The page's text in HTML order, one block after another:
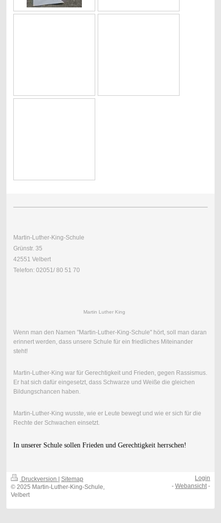
Martin-Luther-King-Schule
Grünstr. 35
42551 Velbert
Telefon: 02051/ 80 51 70
Martin Luther King
Wenn man den Namen "Martin-Luther-King-Schule" hört, soll man daran
erinnert werden, dass unsere Schule für ein friedliches Miteinander
steht!
Martin-Luther-King war für Gerechtigkeit und Frieden, gegen Rassismus.
Er hat sich dafür eingesetzt, dass Schwarze und Weiße die gleichen
Bildungschancen haben.
Martin-Luther-King wusste, wie er Leute bewegt und wie er sich für die
Rechte der Schwachen einsetzt.
In unserer Schule sollen Frieden und Gerechtigkeit herrschen!
Druckversion
Sitemap
© 2025 Martin-Luther-King-Schule,
Velbert
Login
-Webansicht-